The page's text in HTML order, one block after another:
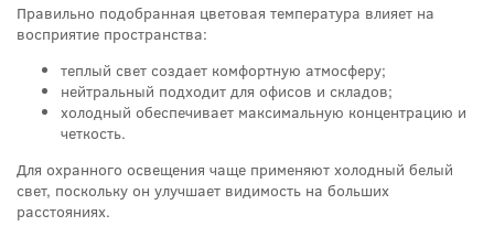
Правильно подобранная цветовая температура влияет на
восприятие пространства:
теплый свет создает комфортную атмосферу;
нейтральный подходит для офисов и складов;
холодный обеспечивает максимальную концентрацию и
четкость.
Для охранного освещения чаще применяют холодный белый
свет, поскольку он улучшает видимость на больших
расстояниях.